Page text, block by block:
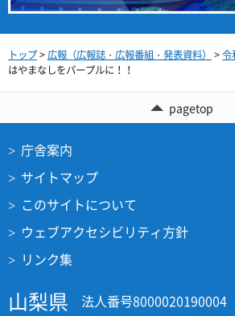
トップ>広報（広報誌・広報番組・発表資料） >令
はやまなしをパープルに！！
pagetop
庁舎案内
サイトマップ
このサイトについて
ウェブアクセシビリティ方針
リンク集
山梨県 法人番号8000020190004